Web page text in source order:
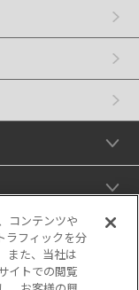
コンテンツや
ラフィックを分
また、当社は
イトでの閲覧